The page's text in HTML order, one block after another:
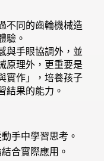
不同的齒輪機械造
驗。
與手眼協調外，並
原理外，更重要是
實作」，培養孩子
結果的能力。
手中學習思考。
合實際應用。